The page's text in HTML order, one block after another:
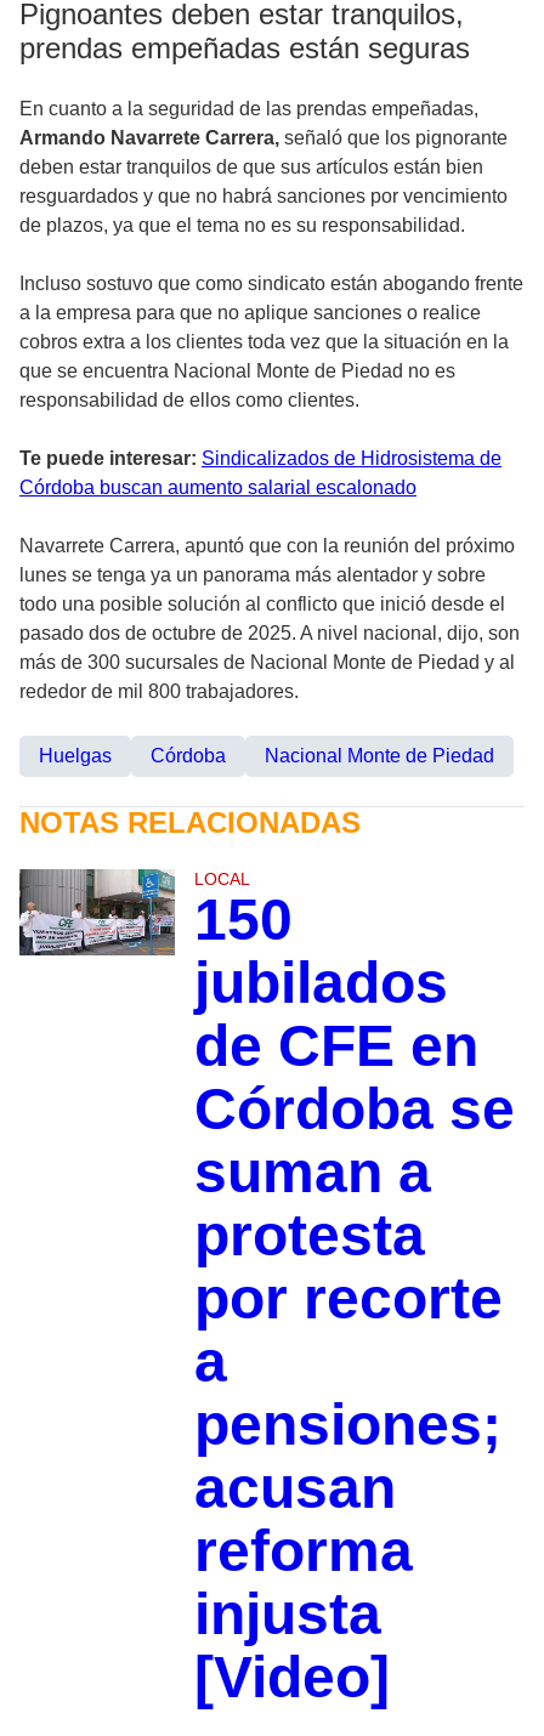
Pignoantes deben estar tranquilos,
prendas empeñadas están seguras
En cuanto a la seguridad de las prendas empeñadas,
Armando Navarrete Carrera, señaló que los pignorante
deben estar tranquilos de que sus artículos están bien
resguardados y que no habrá sanciones por vencimiento
de plazos, ya que el tema no es su responsabilidad.
Incluso sostuvo que como sindicato están abogando frente
a la empresa para que no aplique sanciones o realice
cobros extra a los clientes toda vez que la situación en la
que se encuentra Nacional Monte de Piedad no es
responsabilidad de ellos como clientes.
Te puede interesar: Sindicalizados de Hidrosistema de
Córdoba buscan aumento salarial escalonado
Navarrete Carrera, apuntó que con la reunión del próximo
lunes se tenga ya un panorama más alentador y sobre
todo una posible solución al conflicto que inició desde el
pasado dos de octubre de 2025. A nivel nacional, dijo, son
más de 300 sucursales de Nacional Monte de Piedad y al
rededor de mil 800 trabajadores.
Huelgas Córdoba Nacional Monte de Piedad
NOTAS RELACIONADAS
LOCAL
150
jubilados
de CFE en
Córdoba se
suman a
protesta
por recorte
a
pensiones;
acusan
reforma
injusta
[Video]